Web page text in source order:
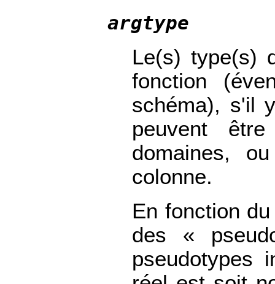
argtype
Le(s) type(s)
fonction
schéma), s'il
peuvent
domaines,
colonne.
En fonction
des «
pseudotypes